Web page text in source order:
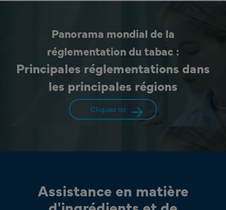
Panorama mondial de la
réglementation du tabac :
Principales réglementations dans
les principales régions
Cliquez ici
Assistance en matière